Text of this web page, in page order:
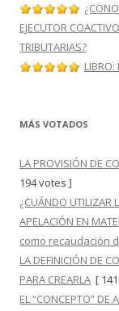
EJECUTOR
TRIBUTARIAS?
LIBRO:
MÁS VOTADOS
LA PROVISIÓN DE
194 votes ]
¿CUÁNDO UTILIZAR
APELACIÓN EN
como recaudación
LA DEFINICIÓN DE
PARA CREARLA [
EL “CONCEPTO” DE